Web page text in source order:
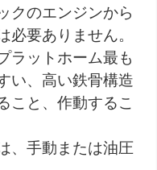
クのエンジンから
要ありません。
ラットホーム最も
い、高い鉄骨構造
こと、作動するこ
、手動または油圧